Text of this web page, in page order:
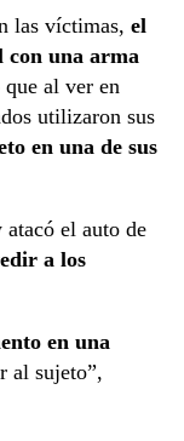
las víctimas, el
con una arma
al ver en
utilizaron sus
en una de sus
el auto de
a los
en una
al sujeto”,